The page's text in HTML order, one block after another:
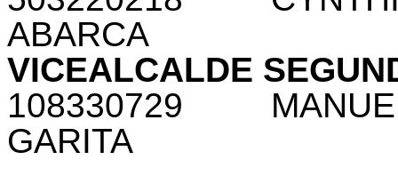
ABARCA
VICEALCALDE
108330729
GARITA